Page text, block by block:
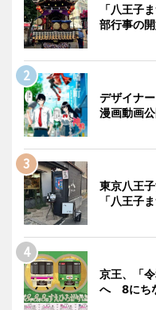
「八王子
部行事の
デザイナ
漫画動画
東京八王
「八王子
京王、「
へ 8にち